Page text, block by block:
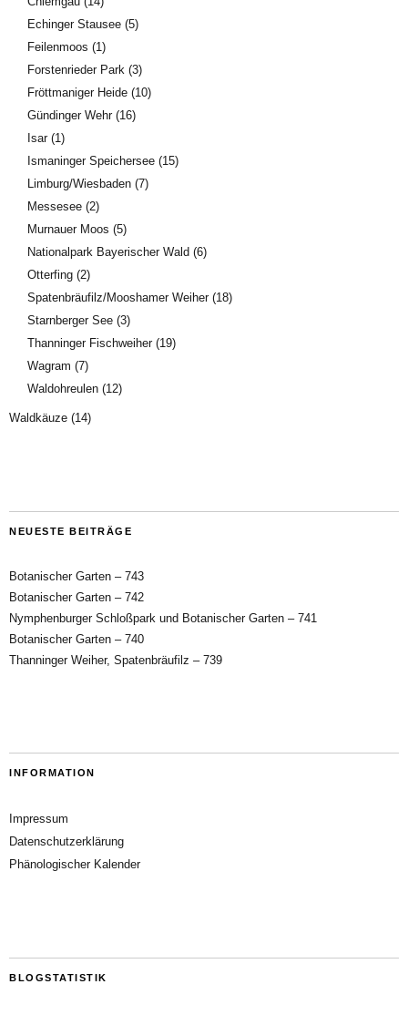
Echinger Stausee (5)
Feilenmoos (1)
Forstenrieder Park (3)
Fröttmaniger Heide (10)
Gündinger Wehr(16)
Isar(1)
Ismaninger Speichersee (15)
Limburg/Wiesbaden (7)
Messesee (2)
Murnauer Moos (5)
Nationalpark Bayerischer Wald (6)
Otterfing (2)
Spatenbräufilz/Mooshamer Weiher(18)
Starnberger See (3)
Thanninger Fischweiher(19)
Wagram (7)
Waldohreulen (12)
Waldkäuze (14)
NEUESTE BEITRÄGE
Botanischer Garten – 743
Botanischer Garten – 742
Nymphenburger Schloßpark und Botanischer Garten – 741
Botanischer Garten – 740
Thanninger Weiher, Spatenbräufilz – 739
INFORMATION
Impressum
Datenschutzerklärung
Phänologischer Kalender
BLOGSTATISTIK